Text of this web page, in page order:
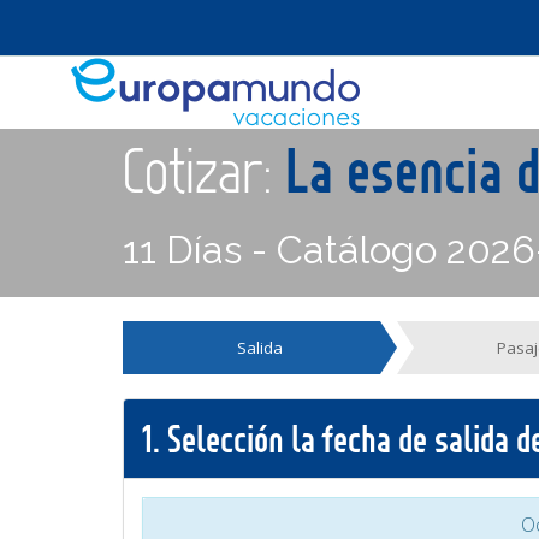
Cotizar: La esencia
11 Días - Catálogo
Salida
1. Selección la fecha de salida